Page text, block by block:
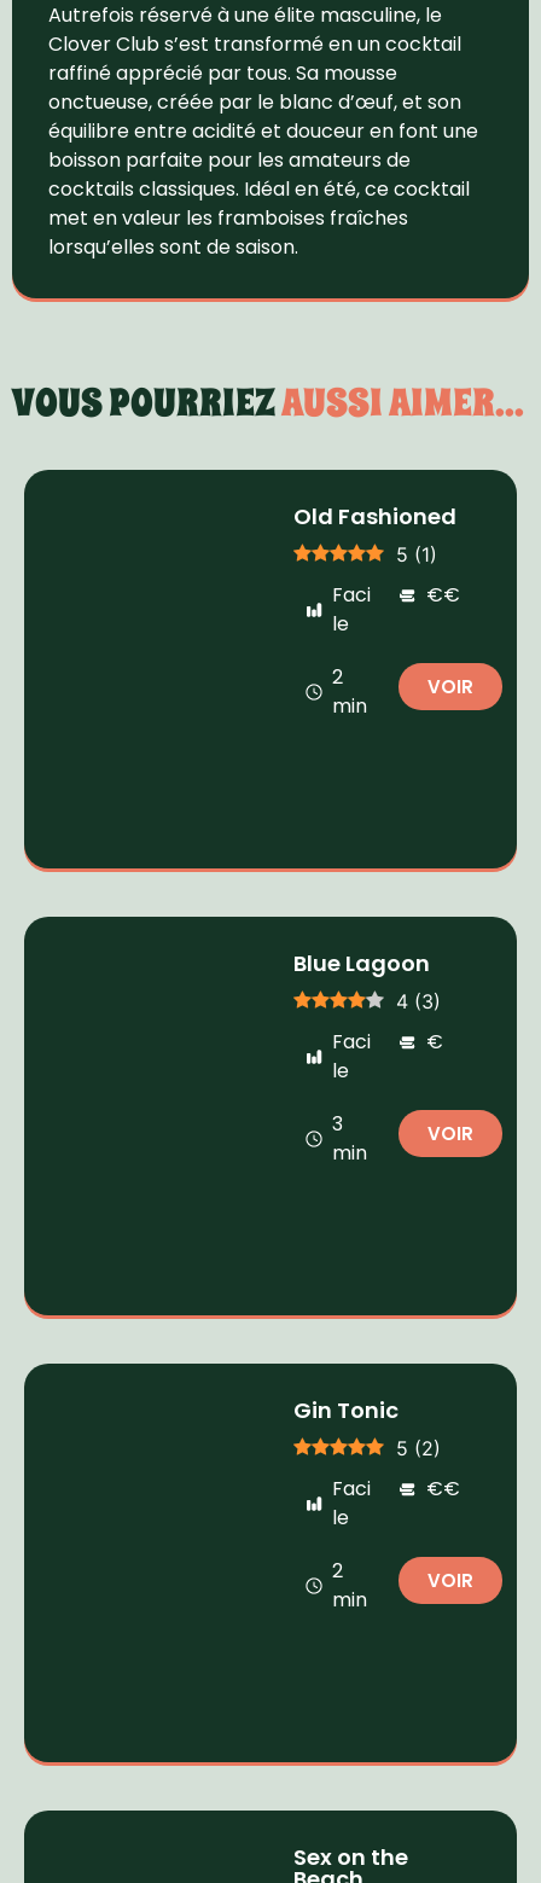
Autrefois réservé à une élite masculine, le
Clover Club s’est transformé en un cocktail
raffiné apprécié par tous. Sa mousse
onctueuse, créée par le blanc d’œuf, et son
équilibre entre acidité et douceur en font une
boisson parfaite pour les amateurs de
cocktails classiques. Idéal en été, ce cocktail
met en valeur les framboises fraîches
lorsqu’elles sont de saison.
VOUS POURRIEZAUSSI AIMER...
Old Fashioned
5 (1)
Faci
le
€€
2
min
VOIR
Blue Lagoon
4 (3)
Faci
le
€
3
min
VOIR
Gin Tonic
5 (2)
Faci
le
€€
2
min
VOIR
Sex on the